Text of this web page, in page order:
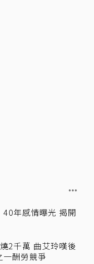
年感情曝光 揭開
2千萬 曲艾玲嘆後
一酬勞競爭